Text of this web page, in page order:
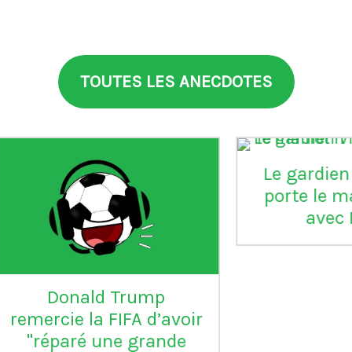
TOUTES LES ANECDOTES
L'Inter Milan est le seul
club italien qui n'a
jamais été relégué en